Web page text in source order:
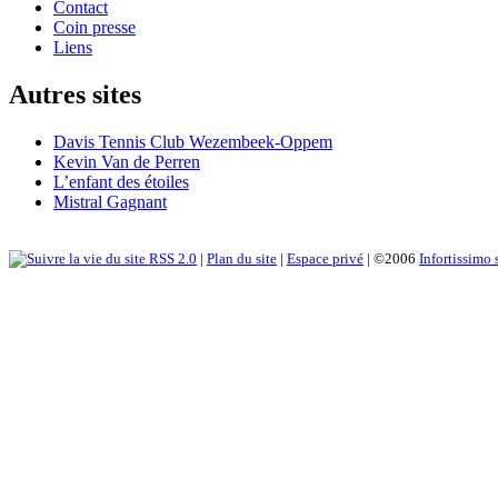
Contact
Coin presse
Liens
Autres sites
Davis Tennis Club Wezembeek-Oppem
Kevin Van de Perren
L’enfant des étoiles
Mistral Gagnant
RSS 2.0 | Plan du site | Espace privé | ©2006 Infortissimo